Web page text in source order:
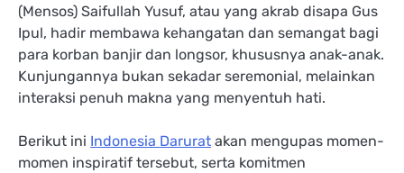
(Mensos) Saifullah Yusuf, atau yang akrab disapa Gus
Ipul, hadir membawa kehangatan dan semangat bagi
para korban banjir dan longsor, khususnya anak-anak.
Kunjungannya bukan sekadar seremonial, melainkan
interaksi penuh makna yang menyentuh hati.
Berikut ini Indonesia Darurat akan mengupas momen-
momen inspiratif tersebut, serta komitmen